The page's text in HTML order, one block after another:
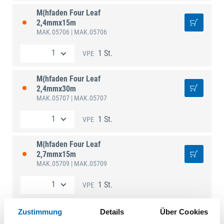
Zustimmung Details Über Cookies
M{hfaden Four Leaf
2,4mmx15m
MAK.05706 | MAK.05706
VPE 1 St.
M{hfaden Four Leaf
2,4mmx30m
MAK.05707 | MAK.05707
VPE 1 St.
M{hfaden Four Leaf
2,7mmx15m
MAK.05709 | MAK.05709
VPE 1 St.
M{hfaden Four Leaf